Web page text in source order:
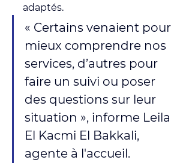
adaptés.
« Certains venaient pour
mieux comprendre nos
services, d’autres pour
faire un suivi ou poser
des questions sur leur
situation », informe Leila
El Kacmi El Bakkali,
agente à l'accueil.